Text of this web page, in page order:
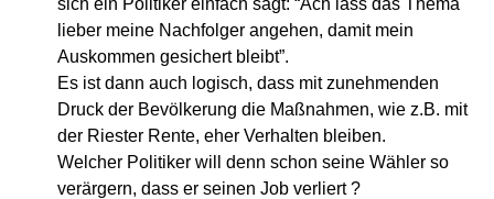
lieber meine Nachfolger angehen, damit mein
Auskommen gesichert bleibt”.
Es ist dann auch logisch, dass mit zunehmenden
Druck der Bevölkerung die Maßnahmen, wie z.B. mit
der Riester Rente, eher Verhalten bleiben.
Welcher Politiker will denn schon seine Wähler so
verärgern, dass er seinen Job verliert ?